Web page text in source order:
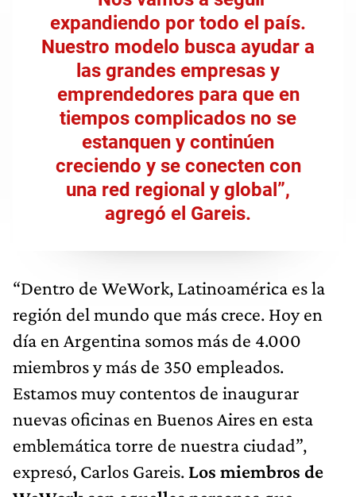
expandiendo por todo el país.
Nuestro modelo busca ayudar a
las grandes empresas y
emprendedores para que en
tiempos complicados no se
estanquen y continúen
creciendo y se conecten con
una red regional y global”,
agregó el Gareis.
“Dentro de WeWork, Latinoamérica es la
región del mundo que más crece. Hoy en
día en Argentina somos más de 4.000
miembros y más de 350 empleados.
Estamos muy contentos de inaugurar
nuevas oficinas en Buenos Aires en esta
emblemática torre de nuestra ciudad”,
expresó, Carlos Gareis. Los miembros de